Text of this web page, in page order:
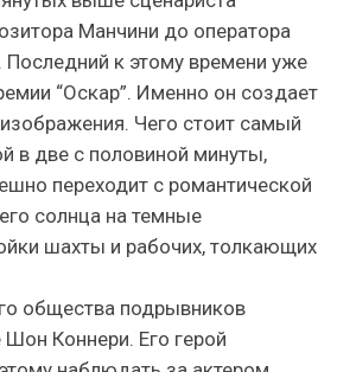
Манчини до оператора
к этому времени уже
“Оскар”. Именно он создает
Чего стоит самый
в две с половиной минуты,
переходит с романтической
солнца на темные
шахты и рабочих, толкающих
общества подрывников
Коннери. Его герой